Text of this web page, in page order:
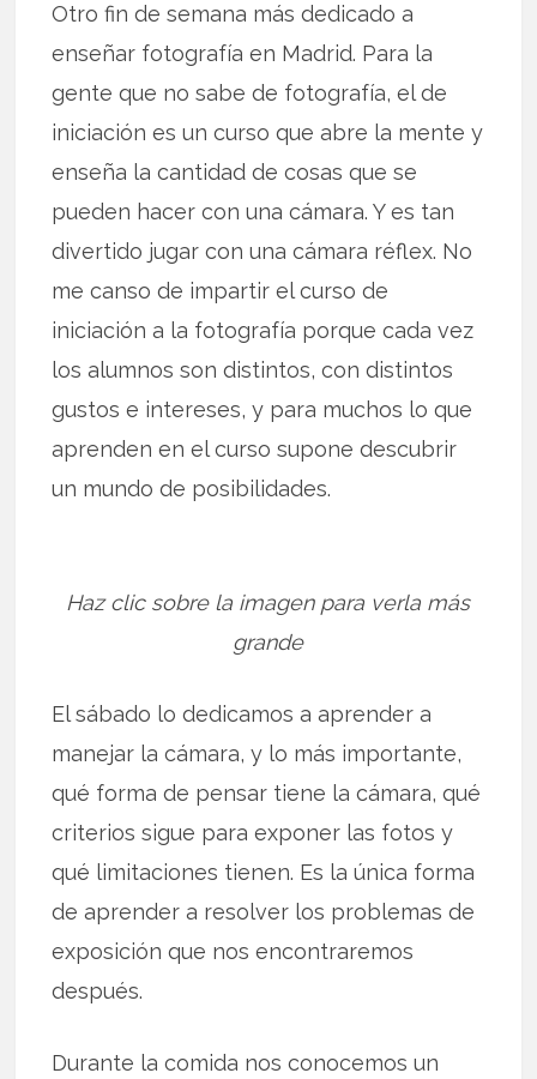
Otro fin de semana más dedicado a
enseñar fotografía en Madrid. Para la
gente que no sabe de fotografía, el de
iniciación es un curso que abre la mente y
enseña la cantidad de cosas que se
pueden hacer con una cámara. Y es tan
divertido jugar con una cámara réflex. No
me canso de impartir el curso de
iniciación a la fotografía porque cada vez
los alumnos son distintos, con distintos
gustos e intereses, y para muchos lo que
aprenden en el curso supone descubrir
un mundo de posibilidades.
Haz clic sobre la imagen para verla más
grande
El sábado lo dedicamos a aprender a
manejar la cámara, y lo más importante,
qué forma de pensar tiene la cámara, qué
criterios sigue para exponer las fotos y
qué limitaciones tienen. Es la única forma
de aprender a resolver los problemas de
exposición que nos encontraremos
después.
Durante la comida nos conocemos un